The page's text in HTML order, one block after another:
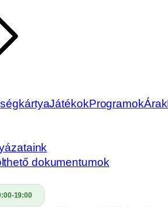
JátékokProgramokÁrak
dokumentumok
19:00